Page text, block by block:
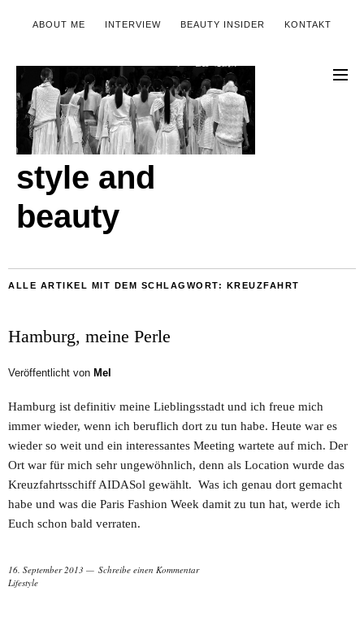
ABOUT ME INTERVIEW BEAUTY INSIDER KONTAKT
style and
beauty
ALLE ARTIKEL MIT DEM SCHLAGWORT: KREUZFAHRT
Hamburg, meine Perle
Veröffentlicht von Mel
Hamburg ist definitiv meine Lieblingsstadt und ich freue mich
immer wieder, wenn ich beruflich dort zu tun habe. Heute war es
wieder so weit und ein interessantes Meeting wartete auf mich. Der
Ort war für mich sehr ungewöhnlich, denn als Location wurde das
Kreuzfahrtsschiff AIDASol gewählt. Was ich genau dort gemacht
habe und was die Paris Fashion Week damit zu tun hat, werde ich
Euch schon bald verraten.
16. September 2013
Schreibe einen Kommentar
Lifestyle